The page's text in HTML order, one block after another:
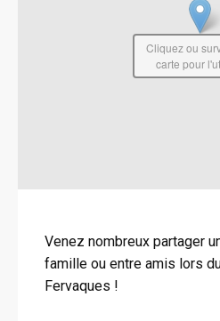
Cliquez ou
carte pour
Venez nombreux partager
famille ou entre amis lors
Fervaques !